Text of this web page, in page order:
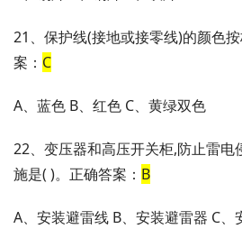
21、保护线(接地或接零线)的颜色
案： C
A、蓝色 B、红色 C、黄绿双色
22、变压器和高压开关柜,防止雷电
施是( )。正确答案： B
A、安装避雷线 B、安装避雷器 C、